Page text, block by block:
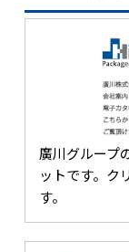
廣川グループ
ットです。ク
す。